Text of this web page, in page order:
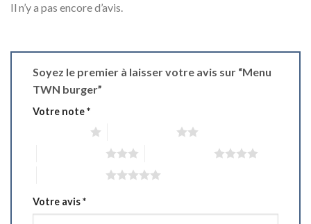
Il n’y a pas encore d’avis.
Soyez le premier à laisser votre avis sur “Menu
TWN burger”
Votre note*
Votre avis*